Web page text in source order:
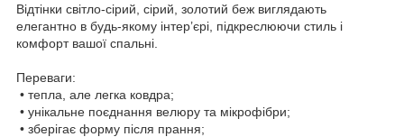
Відтінки світло-сірий, сірий, золотий беж виглядають
елегантно в будь-якому інтер’єрі, підкреслюючи стиль і
комфорт вашої спальні.
Переваги:
• тепла, але легка ковдра;
• унікальне поєднання велюру та мікрофібри;
• зберігає форму після прання;